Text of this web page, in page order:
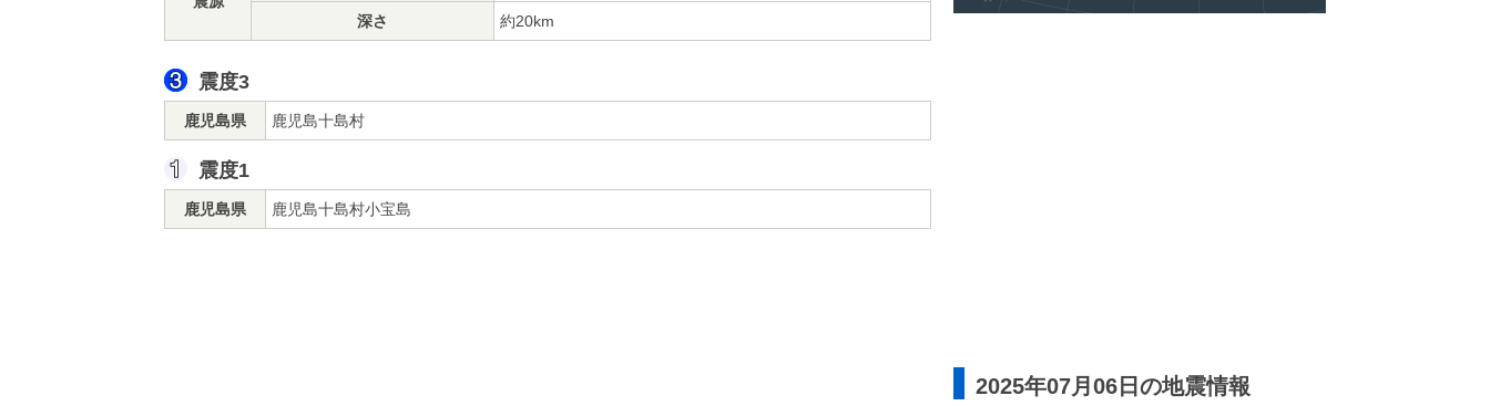
深さ
約20km
震度3
鹿児島県 鹿児島十島村
震度1
鹿児島県 鹿児島十島村小宝島
2025年07月06日の地震情報